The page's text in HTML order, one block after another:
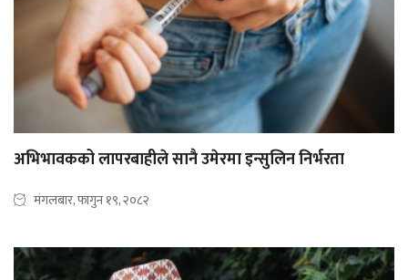
अभिभावकको लापरबाहीले सानै उमेरमा इन्सुलिन निर्भरता
मंगलबार, फागुन १९, २०८२